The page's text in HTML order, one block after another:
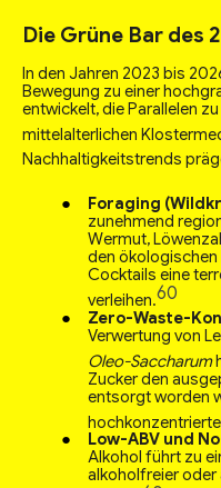
Die Grüne Bar des
In den Jahren 2023 bis
Bewegung zu einer
entwickelt, die Parallelen
mittelalterlichen
Nachhaltigkeitstrends
Foraging
zunehmend
Wermut,
den ökologischen
Cocktails eine
verleihen.60
Zero-Waste-
Verwertung von
Oleo-Saccharum
Zucker den
entsorgt worden
Low-ABV und
Alkohol führt zu
alkoholfreier